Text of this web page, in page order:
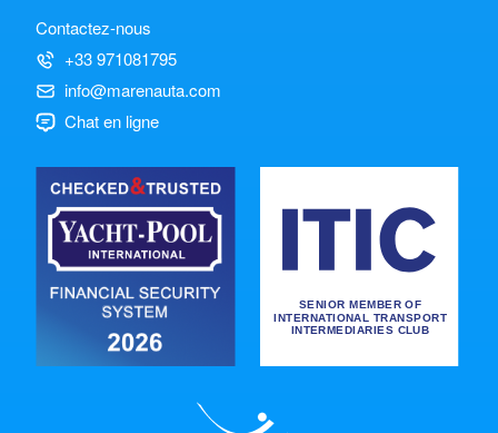
Contactez-nous
+33 971081795
info@marenauta.com
Chat en ligne